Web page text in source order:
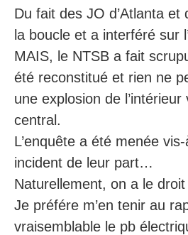
Du fait des JO d’Atlanta
la boucle et a interféré sur
MAIS, le NTSB a fait
été reconstitué et rien ne
une explosion de
central.
L’enquête a été menée
incident de leur part…
Naturellement, on a le
Je préfére m’en tenir au
vraisemblable le pb